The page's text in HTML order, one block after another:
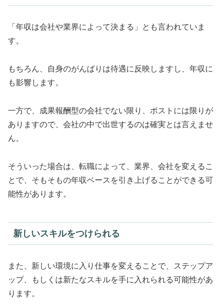
「年収は会社や業界によって決まる」とも言われていま
す。
もちろん、自身のがんばりは待遇に反映しますし、年収に
も影響します。
一方で、成果報酬型の会社でない限り、ポストには限りが
ありますので、会社の中で出世するのは確実とは言えませ
ん。
そういった場合は、転職によって、業界、会社を変えるこ
とで、そもそもの年収ベースを引き上げることができる可
能性があります。
新しいスキルをつけられる
また、新しい環境に入り仕事を変えることで、ステップア
ップ、もしくは新たなスキルを手に入れられる可能性があ
ります。